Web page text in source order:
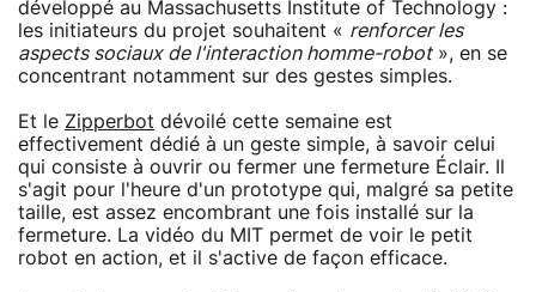
développé au Massachusetts Institute of Technology :
les initiateurs du projet souhaitent « renforcer les
aspects sociaux de l'interaction homme-robot», en se
concentrant notamment sur des gestes simples.
Et le Zipperbot dévoilé cette semaine est
effectivement dédié à un geste simple, à savoir celui
qui consiste à ouvrir ou fermer une fermeture Éclair. Il
s'agit pour l'heure d'un prototype qui, malgré sa petite
taille, est assez encombrant une fois installé sur la
fermeture. La vidéo du MIT permet de voir le petit
robot en action, et il s'active de façon efficace.